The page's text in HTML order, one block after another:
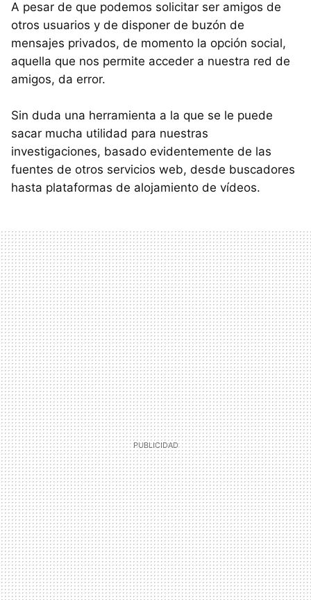
A pesar de que podemos solicitar ser amigos de
otros usuarios y de disponer de buzón de
mensajes privados, de momento la opción social,
aquella que nos permite acceder a nuestra red de
amigos, da error.
Sin duda una herramienta a la que se le puede
sacar mucha utilidad para nuestras
investigaciones, basado evidentemente de las
fuentes de otros servicios web, desde buscadores
hasta plataformas de alojamiento de vídeos.